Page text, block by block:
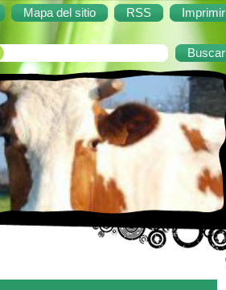
Mapa del sitio RSS Imprimir